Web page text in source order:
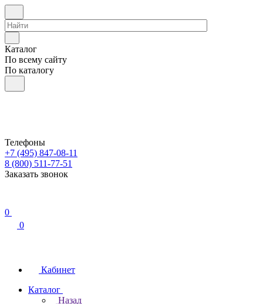
Каталог
По всему сайту
По каталогу
Телефоны
+7 (495) 847-08-11
8 (800) 511-77-51
Заказать звонок
0
0
Кабинет
Каталог
Назад